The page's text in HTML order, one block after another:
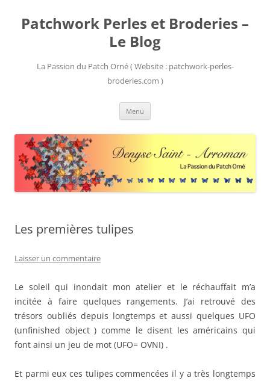
Patchwork Perles et Broderies –
Le Blog
La Passion du Patch Orné ( Website : patchwork-perles-
broderies.com )
Menu
Les premières tulipes
Laisser un commentaire
Le soleil qui inondait mon atelier et le réchauffait m’a
incitée à faire quelques rangements. J’ai retrouvé des
trésors oubliés depuis longtemps et aussi quelques UFO
(unfinished object ) comme le disent les américains qui
font ainsi un jeu de mot (UFO= OVNI) .
Et parmi eux ces tulipes commencées il y a très longtemps